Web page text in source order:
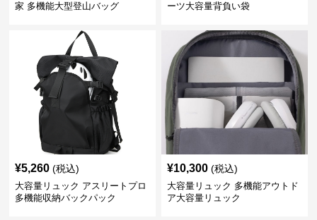
家 多機能大型登山バッグ
ーツ大容量背負い袋
¥5,260 (税込)
大容量リュック アスリートプロ
多機能収納バックパック
¥10,300 (税込)
大容量リュック 多機能アウトド
ア大容量リュック